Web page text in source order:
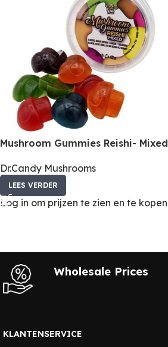
Mushroom Gummies Reishi- Mixed
Dr.Candy Mushrooms
LEES VERDER
Log in om prijzen te zien en te kopen
Wholesale Prices
KLANTENSERVICE